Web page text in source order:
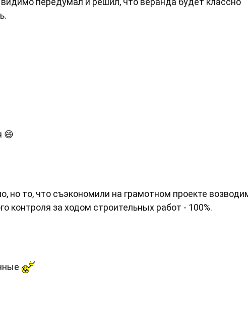
😄
но то, что съэкономили на грамотном проекте
контроля за ходом строительных работ - 100%.